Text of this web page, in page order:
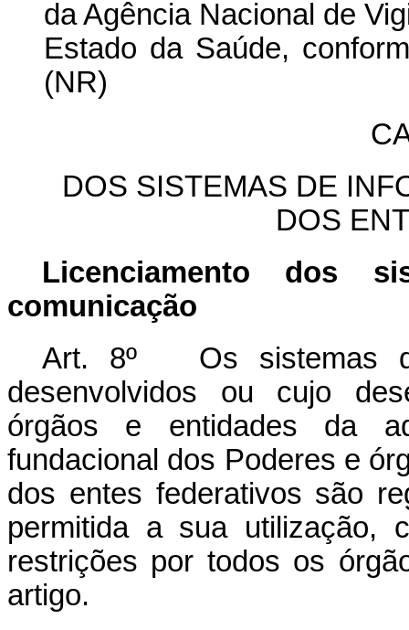
da Agência Nacional de
Estado da Saúde,
(NR)
DOS SISTEMAS DE
DOS
Licenciamento dos
comunicação
Art. 8º Os sistemas
desenvolvidos ou cujo
órgãos e entidades da
fundacional dos Poderes e
dos entes federativos são
permitida a sua utilização,
restrições por todos os
artigo.